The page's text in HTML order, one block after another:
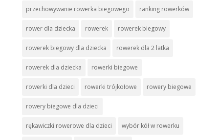
przechowywanie rowerka biegowego ranking rowerków
rower dla dziecka rowerek rowerek biegowy
rowerek biegowy dla dziecka rowerek dla 2 latka
rowerek dla dziecka rowerki biegowe
rowerki dla dzieci rowerki trójkołowe rowery biegowe
rowery biegowe dla dzieci
rękawiczki rowerowe dla dzieci wybór kół w rowerku